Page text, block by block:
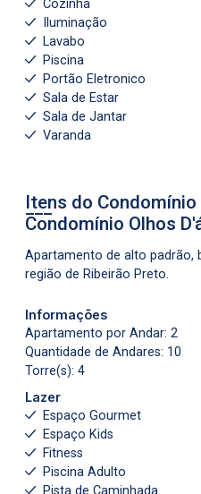
Cozinha
Iluminação
Lavabo
Piscina
Portão Eletronico
Sala de Estar
Sala de Jantar
Varanda
Itens do
Condomínio Olhos
Apartamento de alto padrão,
região de Ribeirão Preto.
Informações
Apartamento por Andar: 2
Quantidade de Andares: 10
Torre(s): 4
Lazer
Espaço Gourmet
Espaço Kids
Fitness
Piscina Adulto
Pista de Caminhada